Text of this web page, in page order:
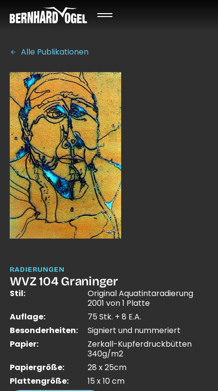
Alle Publikationen
RADIERUNGEN
WVZ 104 Graninger
Stil:
Original Aquatintaradierung
2001 von 1 Platte
Auflage:
75 Stk. + 8 E.A.
Besonderheiten:
Signiert und nummeriert
Papier:
Zerkall-Kupferdruckbütten
340g/m2
Papiergröße:
28 x 25cm
Plattengröße:
15 x 10 cm